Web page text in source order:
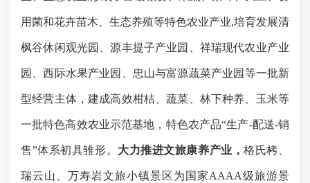
用菌和花卉苗木、生态养殖等特色农业产业,培育发展清
枫谷休闲观光园、源丰提子产业园、祥瑞现代农业产业
园、西际水果产业园、忠山与富源蔬菜产业园 等一批新
型经营主体，建成高效柑桔、蔬菜、林下种养、 玉米等
一批特色高效农业示范基地，特色农产品“生产-配送-销
售”体系初具雏形。 大力推进文旅康养产业，格氏栲、
瑞云山 、万寿岩文旅小镇景区为国家AAAA级旅游景